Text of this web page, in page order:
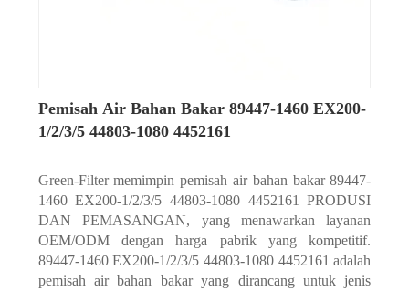
Pemisah Air Bahan Bakar 89447-1460 EX200-
1/2/3/5 44803-1080 4452161
Green-Filter memimpin pemisah air bahan bakar 89447-
1460 EX200-1/2/3/5 44803-1080 4452161 PRODUSI
DAN PEMASANGAN, yang menawarkan layanan
OEM/ODM dengan harga pabrik yang kompetitif.
89447-1460 EX200-1/2/3/5 44803-1080 4452161 adalah
pemisah air bahan bakar yang dirancang untuk jenis